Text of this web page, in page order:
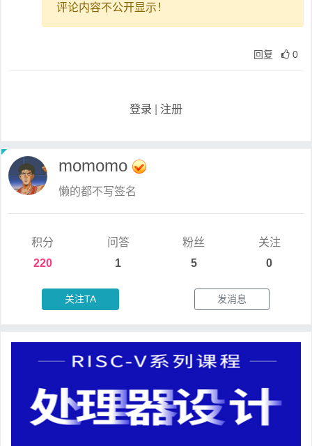
评论内容不公开显示！
回复 0
登录 注册
momomo
懒的都不写签名
积分
220
问答
1
粉丝
5
关注
0
关注TA 发消息